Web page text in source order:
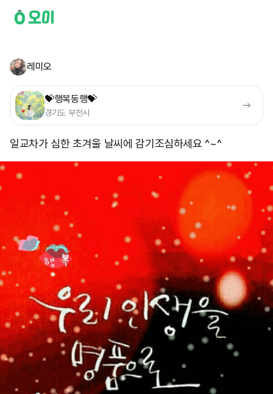
레미오
💝행복동행💝
경기도 부천시
일교차가 심한 초겨울 날씨에 감기조심하세요 ^~^